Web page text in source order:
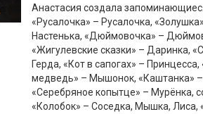
Анастасия создала
«Русалочка» – Русалочка,
Настенька, «Дюймовочка» –
«Жигулевские сказки» – Даринка,
Герда, «Кот в сапогах» –
медведь» – Мышонок, «Каштанка»
«Серебряное копытце» – Мурёнка,
«Колобок» – Соседка, Мышка, Лиса,